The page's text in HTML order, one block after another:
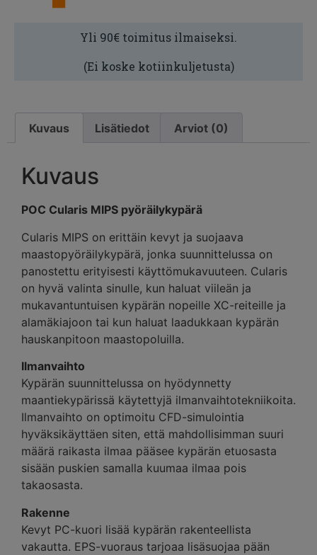
Yli 90€ toimitus ilmaiseksi.
(Ei koske kotiinkuljetusta)
Kuvaus Lisätiedot Arviot (0)
Kuvaus
POC Cularis MIPS pyöräilykypärä
Cularis MIPS on erittäin kevyt ja suojaava
maastopyöräilykypärä, jonka suunnittelussa on
panostettu erityisesti käyttömukavuuteen. Cularis
on hyvä valinta sinulle, kun haluat viileän ja
mukavantuntuisen kypärän nopeille XC-reiteille ja
alamäkiajoon tai kun haluat laadukkaan kypärän
hauskanpitoon maastopoluilla.
Ilmanvaihto
Kypärän suunnittelussa on hyödynnetty
maantiekypärissä käytettyjä ilmanvaihtotekniikoita.
Ilmanvaihto on optimoitu CFD-simulointia
hyväksikäyttäen siten, että mahdollisimman suuri
määrä raikasta ilmaa pääsee kypärän etuosasta
sisään puskien samalla kuumaa ilmaa pois
takaosasta.
Rakenne
Kevyt PC-kuori lisää kypärän rakenteellista
vakautta. EPS-vuoraus tarjoaa lisäsuojaa pään